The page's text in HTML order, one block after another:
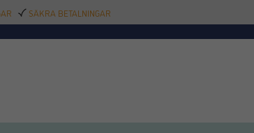
SÄKRA BETALNINGAR
BAR DELIKATESSER